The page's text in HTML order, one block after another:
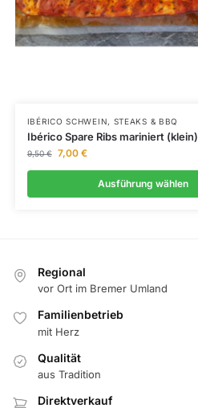
IBÉRICO SCHWEIN, STEAKS & BBQ
Ibérico Spare Ribs mariniert (klein)
9,50€ 7,00 €
Ausführung wählen
Regional
vor Ort im Bremer Umland
Familienbetrieb
mit Herz
Qualität
aus Tradition
Direktverkauf